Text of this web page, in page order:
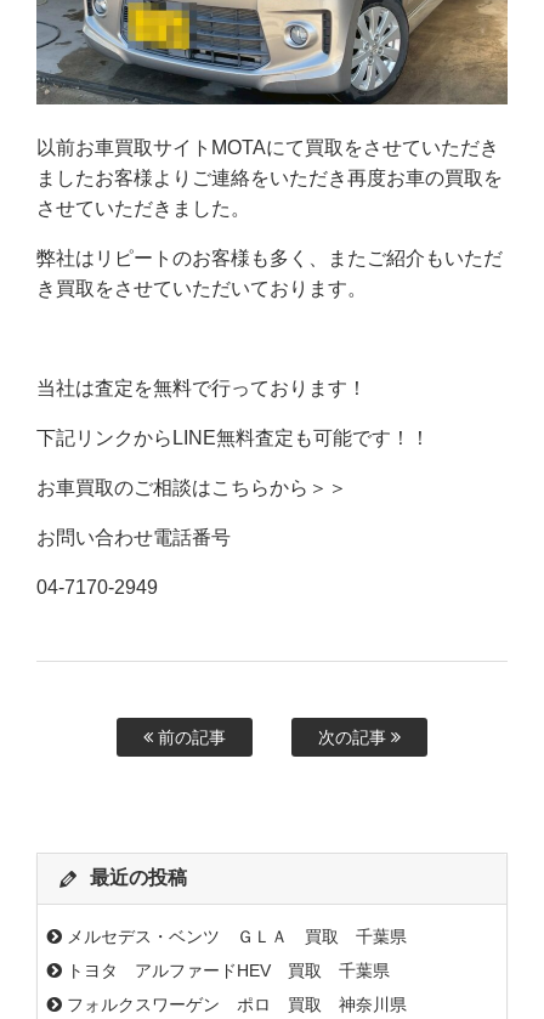
以前お車買取サイトMOTAにて買取をさせていただき
ましたお客様よりご連絡をいただき再度お車の買取を
させていただきました。
弊社はリピートのお客様も多く、またご紹介もいただ
き買取をさせていただいております。
当社は査定を無料で行っております！
下記リンクからLINE無料査定も可能です！！
お車買取のご相談はこちらから＞＞
お問い合わせ電話番号
04-7170-2949
前の記事 次の記事
最近の投稿
メルセデス・ベンツ ＧＬＡ 買取 千葉県
トヨタ アルファードHEV 買取 千葉県
フォルクスワーゲン ポロ 買取 神奈川県